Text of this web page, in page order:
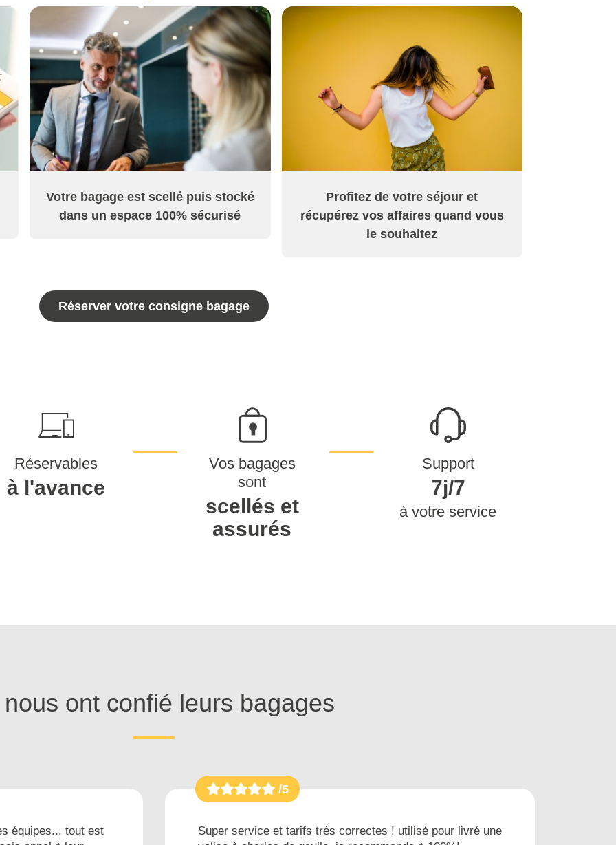
Votre bagage est scellé puis stocké
dans un espace 100% sécurisé
Profitez de votre séjour et
récupérez vos affaires quand vous
le souhaitez
Réserver votre consigne bagage
Réservables
à l'avance
Vos bagages
sont
scellés et
assurés
Support
7j/7
à votre service
nous ont confié leurs bagages
équipes... tout est
/5
Super service et tarifs très correctes ! utilisé pour livré une